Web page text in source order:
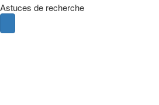
Astuces de recherche